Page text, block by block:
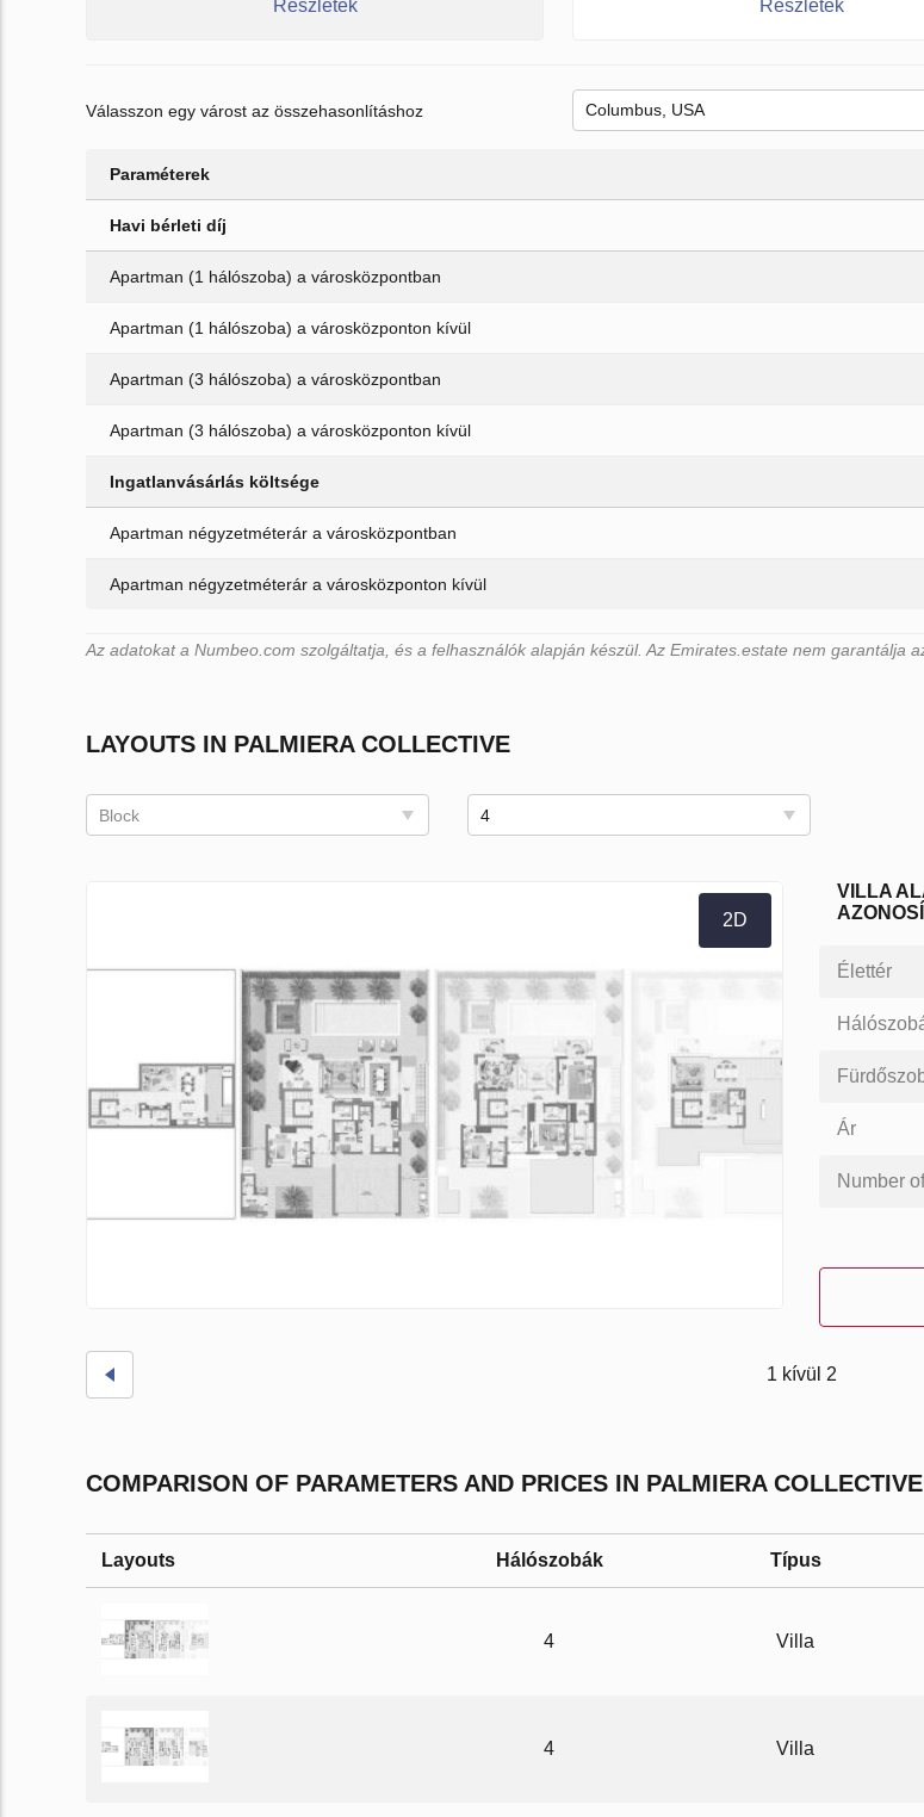
Részletek Részletek
Válasszon egy várost az összehasonlításhoz
Paraméterek
Havi bérleti díj
Apartman (1 hálószoba) a városközpontban
Apartman (1 hálószoba) a városközponton kívül
Apartman (3 hálószoba) a városközpontban
Apartman (3 hálószoba) a városközponton kívül
Ingatlanvásárlás költsége
Apartman négyzetméterár a városközpontban
Apartman négyzetméterár a városközponton kívül
Az adatokat a Numbeo.com szolgáltatja, és a felhasználók alapján készül. Az Emirates.estate nem garantálja
LAYOUTS IN PALMIERA COLLECTIVE
Block 4
2D
VILLA
Élettér
Ár
Number
1 kívül 2
COMPARISON OF PARAMETERS AND PRICES IN PALMIERA COLLECTIVE
Layouts Hálószobák Típus
4 Villa
4 Villa